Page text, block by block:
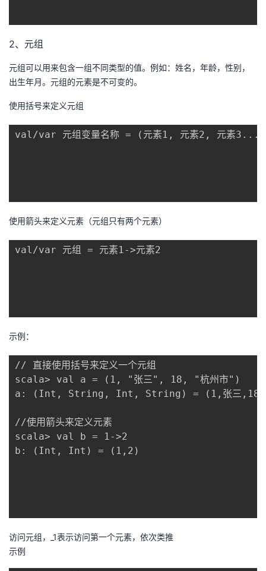
2、元组
元组可以用来包含一组不同类型的值。例如：姓名，年龄，性别，
出生年月。元组的元素是不可变的。
使用括号来定义元组
val/var 元组变量名称 = (元素1, 元素2, 元素
使用箭头来定义元素（元组只有两个元素）
val/var 元组 = 元素1->元素2
示例：
// 直接使用括号来定义一个元组
scala> val a = (1, "张三", 18, "杭州市")
a: (Int, String, Int, String) = (1,张三,18,
//使用箭头来定义元素
scala> val b = 1->2
b: (Int, Int) = (1,2)
访问元组，_1表示访问第一个元素，依次类推
示例